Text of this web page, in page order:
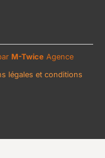
M-Twice Agence
légales et conditions